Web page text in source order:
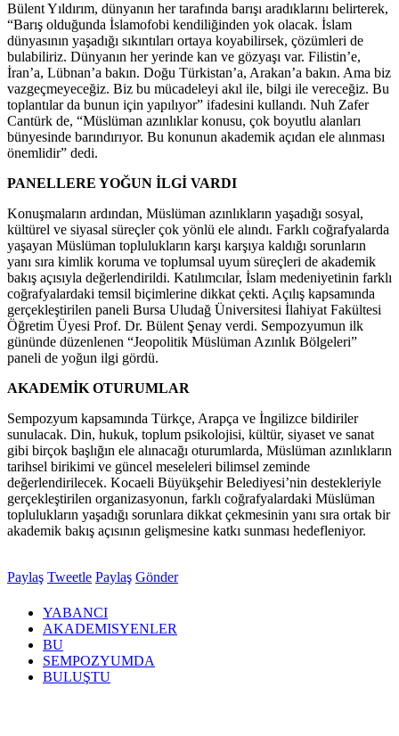
Bülent Yıldırım, dünyanın her tarafında barışı aradıklarını belirterek,
“Barış olduğunda İslamofobi kendiliğinden yok olacak. İslam
dünyasının yaşadığı sıkıntıları ortaya koyabilirsek, çözümleri de
bulabiliriz. Dünyanın her yerinde kan ve gözyaşı var. Filistin’e,
İran’a, Lübnan’a bakın. Doğu Türkistan’a, Arakan’a bakın. Ama biz
vazgeçmeyeceğiz. Biz bu mücadeleyi akıl ile, bilgi ile vereceğiz. Bu
toplantılar da bunun için yapılıyor” ifadesini kullandı. Nuh Zafer
Cantürk de, “Müslüman azınlıklar konusu, çok boyutlu alanları
bünyesinde barındırıyor. Bu konunun akademik açıdan ele alınması
önemlidir” dedi.
PANELLERE YOĞUN İLGİ VARDI
Konuşmaların ardından, Müslüman azınlıkların yaşadığı sosyal,
kültürel ve siyasal süreçler çok yönlü ele alındı. Farklı coğrafyalarda
yaşayan Müslüman toplulukların karşı karşıya kaldığı sorunların
yanı sıra kimlik koruma ve toplumsal uyum süreçleri de akademik
bakış açısıyla değerlendirildi. Katılımcılar, İslam medeniyetinin farklı
coğrafyalardaki temsil biçimlerine dikkat çekti. Açılış kapsamında
gerçekleştirilen paneli Bursa Uludağ Üniversitesi İlahiyat Fakültesi
Öğretim Üyesi Prof. Dr. Bülent Şenay verdi. Sempozyumun ilk
gününde düzenlenen “Jeopolitik Müslüman Azınlık Bölgeleri”
paneli de yoğun ilgi gördü.
AKADEMİK OTURUMLAR
Sempozyum kapsamında Türkçe, Arapça ve İngilizce bildiriler
sunulacak. Din, hukuk, toplum psikolojisi, kültür, siyaset ve sanat
gibi birçok başlığın ele alınacağı oturumlarda, Müslüman azınlıkların
tarihsel birikimi ve güncel meseleleri bilimsel zeminde
değerlendirilecek. Kocaeli Büyükşehir Belediyesi’nin destekleriyle
gerçekleştirilen organizasyonun, farklı coğrafyalardaki Müslüman
toplulukların yaşadığı sorunlara dikkat çekmesinin yanı sıra ortak bir
akademik bakış açısının gelişmesine katkı sunması hedefleniyor.
Paylaş Tweetle Paylaş Gönder
YABANCI
AKADEMISYENLER
BU
SEMPOZYUMDA
BULUŞTU